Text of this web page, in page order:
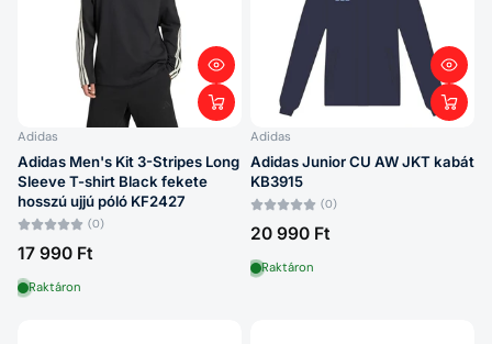
Adidas
Adidas Men's Kit 3-Stripes Long
Sleeve T-shirt Black fekete
hosszú ujjú póló KF2427
(0)
17 990 Ft
Raktáron
Adidas
Adidas Junior CU AW JKT kabát
KB3915
(0)
20 990 Ft
Raktáron